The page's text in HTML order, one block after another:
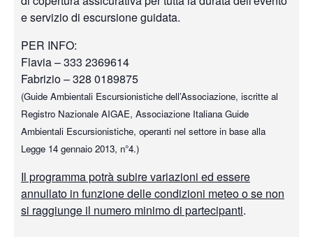
e servizio di escursione guidata.
PER INFO:
Flavia – 333 2369614
Fabrizio – 328 0189875
(Guide Ambientali Escursionistiche dell’Associazione, iscritte al
Registro Nazionale AIGAE, Associazione Italiana Guide
Ambientali Escursionistiche, operanti nel settore in base alla
Legge 14 gennaio 2013, n°4.)
Il programma potrà subire variazioni ed essere
annullato in funzione delle condizioni meteo o se non
si raggiunge il numero minimo di partecipanti.